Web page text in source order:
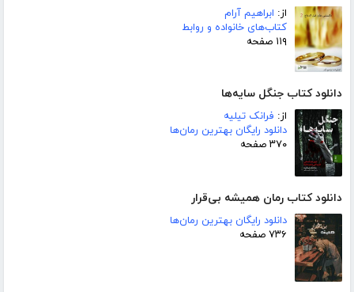
از: ابراهیم آرام
کتاب‌های خانواده و روابط
۱۱۹ صفحه
دانلود کتاب جنگل سایه‌ها
از: فرانک تیلیه
دانلود رایگان بهترین رمان‌ها
۳۷۰ صفحه
دانلود کتاب رمان همیشه بی‌قرار
دانلود رایگان بهترین رمان‌ها
۷۳۶ صفحه